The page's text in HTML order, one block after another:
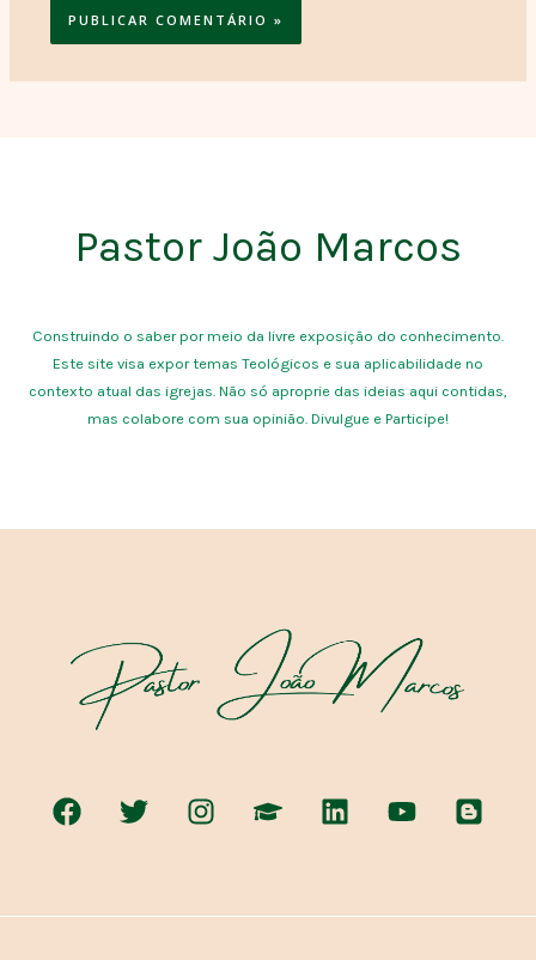
Pastor João Marcos
Construindo o saber por meio da livre exposição do conhecimento.
Este site visa expor temas Teológicos e sua aplicabilidade no
contexto atual das igrejas. Não só aproprie das ideias aqui contidas,
mas colabore com sua opinião. Divulgue e Participe!